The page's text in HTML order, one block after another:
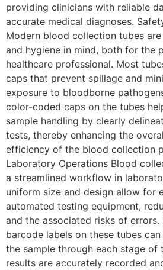
providing clinicians with reliable
accurate medical diagnoses.
Modern blood collection tubes
and hygiene in mind, both for the
healthcare professional. Most
caps that prevent spillage and
exposure to bloodborne
color-coded caps on the tubes
sample handling by clearly
tests, thereby enhancing the
efficiency of the blood collection
Laboratory Operations Blood
a streamlined workflow in
uniform size and design allow for
automated testing equipment,
and the associated risks of errors.
barcode labels on these tubes
the sample through each stage of
results are accurately recorded